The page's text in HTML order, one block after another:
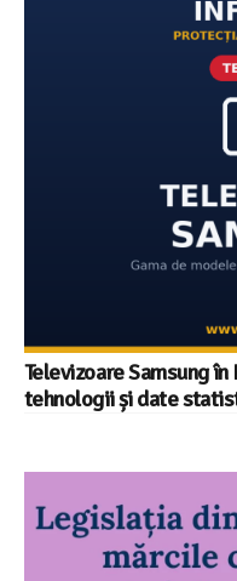
Televizoare Samsung
tehnologii și date